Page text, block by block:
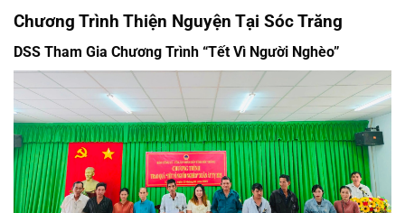
Chương Trình Thiện Nguyện Tại Sóc Trăng
DSS Tham Gia Chương Trình “Tết Vì Người Nghèo”